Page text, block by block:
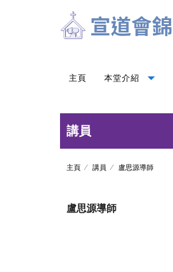
主頁 本堂介紹 arrow_drop_down
講員
主頁 講員 盧思源導師
盧思源導師